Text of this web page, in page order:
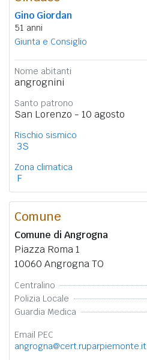
Gino Giordan
51 anni
Giunta e Consiglio
Nome abitanti
angrognini
Santo patrono
San Lorenzo - 10 agosto
Rischio sismico
3S
Zona climatica
F
Comune
Comune di Angrogna
Piazza Roma 1
10060 Angrogna TO
Centralino
Polizia Locale
Guardia Medica
Email PEC
angrogna@cert.ruparpiemonte.it